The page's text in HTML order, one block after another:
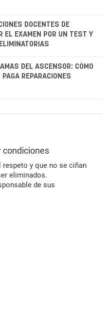
DOCENTES DE
EL EXAMEN POR UN TEST Y
DEL ASCENSOR: CÓMO
REPARACIONES
condiciones
y que no se ciñan
eliminados.
de sus